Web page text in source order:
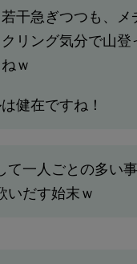
干急ぎつつも、メ
リング気分で山登
ｗ
健在ですね！
て一人ごとの多い
いだす始末ｗ